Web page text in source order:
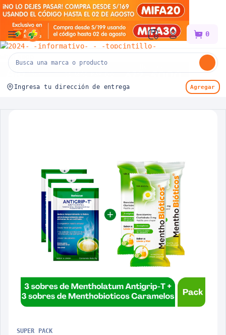
Mifarma 0
Ingresa tu dirección de entrega Agregar
SUPER PACK